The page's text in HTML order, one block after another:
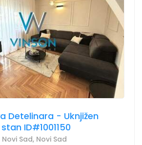
Detelinara - Uknjižen
ID#1001150
Sad, Novi Sad